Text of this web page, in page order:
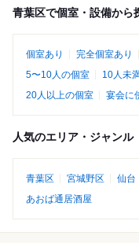
青葉区で個室・設備から
個室あり 完全個室あり
5〜10人の個室
10人未
20人以上の個室
宴会に
人気のエリア・ジャンル
青葉区 宮城野区 仙台
あおば通居酒屋